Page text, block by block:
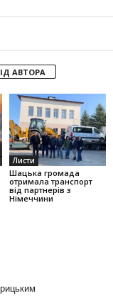
АВТОРА
Листи
Шацька громада
отримала транспорт
від партнерів з
Німеччини